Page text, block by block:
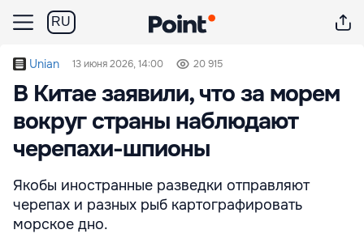
RU
Unian 13 июня 2026, 14:00 20 915
В Китае заявили, что за морем
вокруг страны наблюдают
черепахи-шпионы
Якобы иностранные разведки отправляют
черепах и разных рыб картографировать
морское дно.